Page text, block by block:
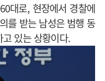
대로, 현장에서 경찰에
를 받는 남성은 범행 동
있는 상황이다.